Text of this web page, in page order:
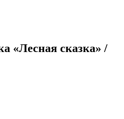
«Лесная сказка» /